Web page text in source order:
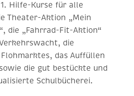
Hilfe-Kurse für alle
Theater-Aktion „Mein
die „Fahrrad-Fit-Aktion“
die
das Auffüllen
die gut bestückte und
Schulbücherei.